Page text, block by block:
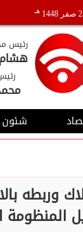
1448 هـ
رئيس
هشام
شئون
وربطه